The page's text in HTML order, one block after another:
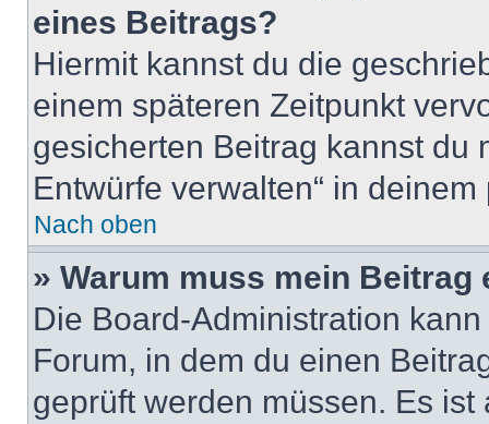
eines Beitrags?
Hiermit kannst du die
einem späteren Zeitpunkt
gesicherten Beitrag kannst du
Entwürfe verwalten“ in
Nach oben
» Warum muss mein
Die Board-Administration
Forum, in dem du einen
geprüft werden müssen. Es